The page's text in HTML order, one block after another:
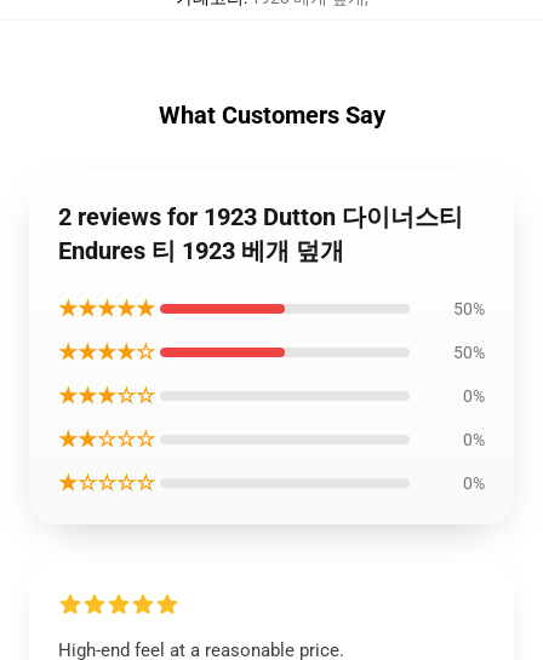
What Customers Say
2 reviews for 1923 Dutton 다이너스티
Endures 티 1923 베개 덮개
★★★★★ 50%
★★★★☆ 50%
★★★☆☆ 0%
★★☆☆☆ 0%
★☆☆☆☆ 0%
High-end feel at a reasonable price.